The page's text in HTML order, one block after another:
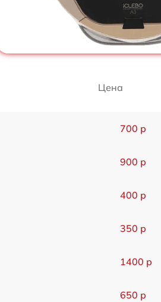
Цена
700 р
900 р
400 р
350 р
1400 р
650 р